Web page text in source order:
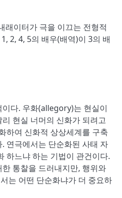
래이터가 극을 이끄는 전형적
2, 4, 5의 배우(배역)이 3의 배
다. 우화(allegory)는 현실이
현실 너머의 신화가 되려고
하여 신화적 상상세계를 구축
연극에서는 단순화된 사태 자
하느냐 하는 기법이 관건이다.
통찰을 드러내지만, 행위와
는 어떤 단순화냐가 더 중요하